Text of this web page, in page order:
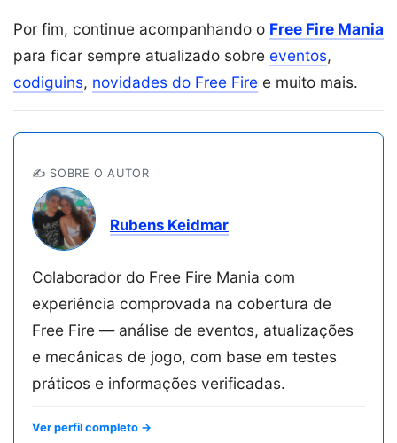
Por fim, continue acompanhando o Free Fire Mania
para ficar sempre atualizado sobre eventos,
codiguins, novidades do Free Fire e muito mais.
✍️ SOBRE O AUTOR
Rubens Keidmar
Colaborador do Free Fire Mania com
experiência comprovada na cobertura de
Free Fire — análise de eventos, atualizações
e mecânicas de jogo, com base em testes
práticos e informações verificadas.
Ver perfil completo →